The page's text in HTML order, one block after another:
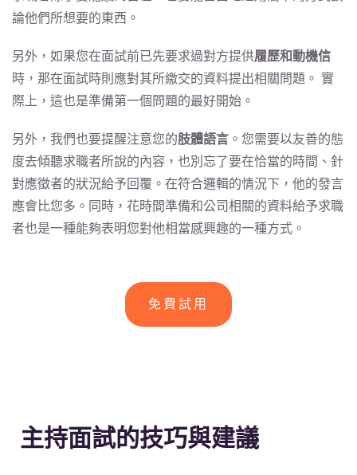
論他們所想要的東西。
另外，如果您在面試前已先要求過對方提供履歷和動機信
時，那在面試時則應對其所繳交的資料提出相關問題。 實
際上，這也是準備第一個問題的最好開始。
另外，我們也要提醒注意您的肢體語言 。您需要以友善的態
度去傾聽求職者所說的內容，也別忘了要在恰當的時間、針
對應徵者的狀況給予回覆。在符合邏輯的情況下，他的發言
應會比您多。同時，花時間準備和公司相關的資料給予求職
者也是一種能夠表明您對他相當感興趣的一種方式。
免費試用
主持面試的技巧與建議